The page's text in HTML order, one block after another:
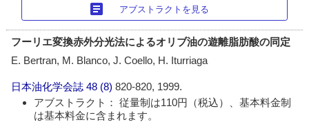
article アブストラクトを見る
フーリエ変換赤外分光法によるオリブ油の遊離脂肪酸の同定
E. Bertran, M. Blanco, J. Coello, H. Iturriaga
日本油化学会誌 48 (8)820-820, 1999.
アブストラクト： 従量制は110円（税込）、基本料金制
は基本料金に含まれます。